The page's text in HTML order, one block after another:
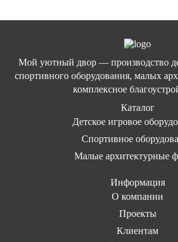
Мой уютный двор — производство
спортивного оборудования, малых
комплексное
Каталог
Детское игровое
Спортивное
Малые архитектурные
Информация
О компании
Проекты
Клиентам